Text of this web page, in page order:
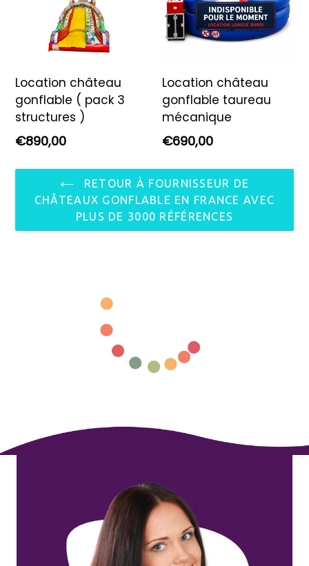
Location château
gonflable ( pack 3
structures )
Prix
€890,00
Location château
gonflable taureau
mécanique
Prix
€690,00
RETOUR À FOURNISSEUR DE
CHÂTEAUX GONFLABLE EN FRANCE AVEC
PLUS DE 3000 RÉFÉRENCES